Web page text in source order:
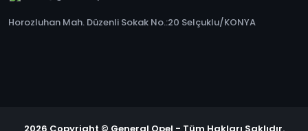
Horozluhan Mah. Düzenli Sokak No.:20 Selçuklu/KONYA